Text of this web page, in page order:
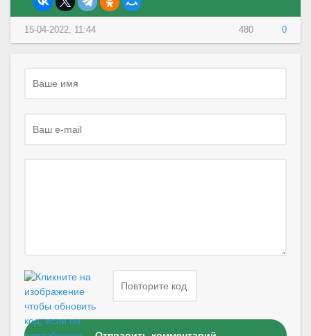
480 0
15-04-2022, 11:44